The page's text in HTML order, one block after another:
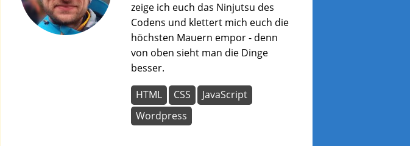
zeige ich euch das Ninjutsu des
Codens und klettert mich euch die
höchsten Mauern empor - denn
von oben sieht man die Dinge
besser.
HTML CSS
JavaScript
Wordpress